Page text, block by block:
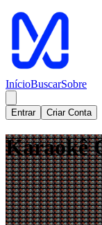
InícioBuscarSobre
Entrar Criar Conta
Karaokê